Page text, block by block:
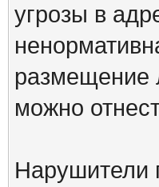
угрозы в
размещение
можно
Нарушители